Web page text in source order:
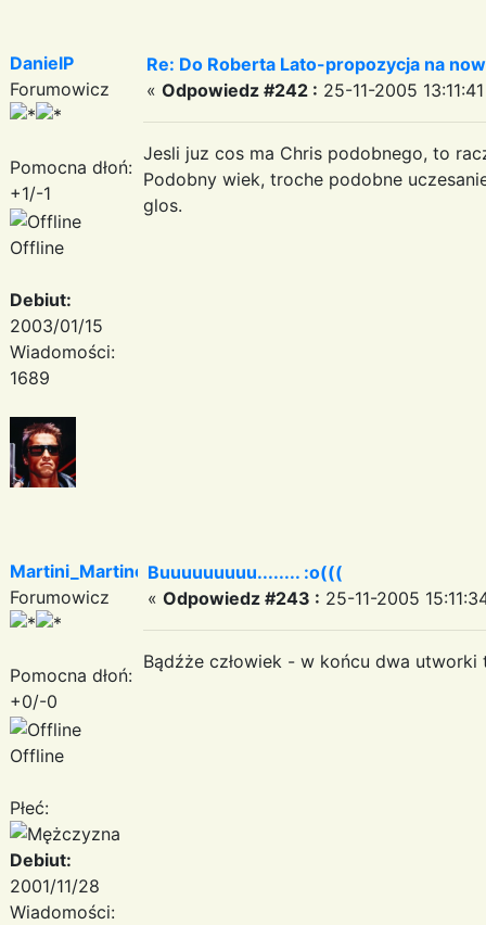
DanielP
Forumowicz
Pomocna dłoń:
+1/-1
Offline
Debiut:
2003/01/15
Wiadomości:
1689
Re: Do Roberta Lato-propozycja na
« Odpowiedz #242 : 25-11-2005
Jesli juz cos ma Chris podobnego, to
Podobny wiek, troche podobne
glos.
Martini_Martinez
Forumowicz
Pomocna dłoń:
+0/-0
Offline
Płeć:
Debiut:
2001/11/28
Wiadomości:
Buuuuuuuuu........ :o(((
« Odpowiedz #243 : 25-11-2005
Bądźże człowiek - w końcu dwa utworki